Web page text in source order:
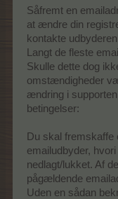
Såfremt en
at ændre din
kontakte
Langt de fleste
Skulle dette dog
omstændigheder
ændring i
betingelser:
Du skal
emailudbyder,
nedlagt/lukket. Af
pågældende
Uden en sådan